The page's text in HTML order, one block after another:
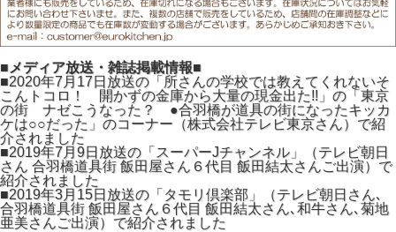
■メディア放送・雑誌掲載情報■
■2020年7月17日放送の「所さんの学校では教えてくれないそ
こんトコロ！ 開かずの金庫から大量の現金出た!!」の「東京
の街 ナゼこうなった？ ●合羽橋が道具の街になったキッカ
ケは○○だった」のコーナー（株式会社テレビ東京さん）で紹
介されました
■2019年7月9日放送の「スーパーJチャンネル」（テレビ朝日
さん 合羽橋道具街 飯田屋さん６代目 飯田結太さんご出演）で
紹介されました
■2019年3月15日放送の「タモリ倶楽部」（テレビ朝日さん､
合羽橋道具街 飯田屋さん６代目 飯田結太さん､和牛さん､菊地
亜美さんご出演）で紹介されました